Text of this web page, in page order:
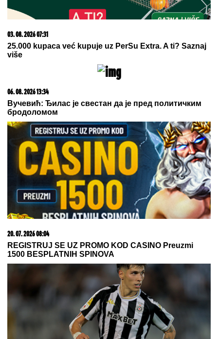
03. 08. 2026 07:31
25.000 kupaca već kupuje uz PerSu Extra. A ti? Saznaj
više
06. 08. 2026 13:34
Вучевић: Ђилас је свестан да је пред политичким
бродоломом
20. 07. 2026 08:04
REGISTRUJ SE UZ PROMO KOD CASINO Preuzmi
1500 BESPLATNIH SPINOVA